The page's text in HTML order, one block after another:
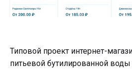
Типовой проект интернет-
питьевой бутилированной